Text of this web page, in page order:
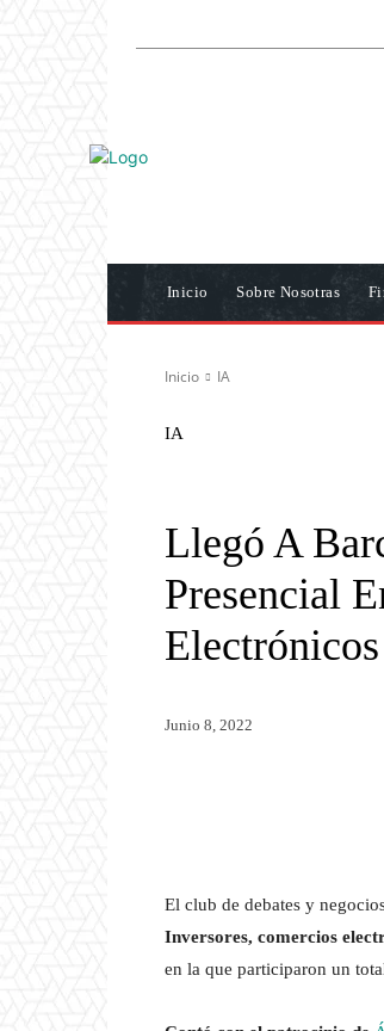
Inicio Sobre Nosotras
Inicio IA
IA
Llegó A
Presencial
Junio 8, 2022
El club de debates y
Inversores, comercios
en la que participaron un